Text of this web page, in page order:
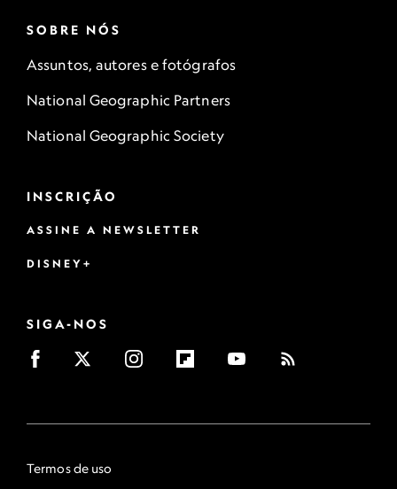
SOBRE NÓS
Assuntos, autores e fotógrafos
National Geographic Partners
National Geographic Society
INSCRIÇÃO
ASSINE A NEWSLETTER
DISNEY+
SIGA-NOS
Termos de uso